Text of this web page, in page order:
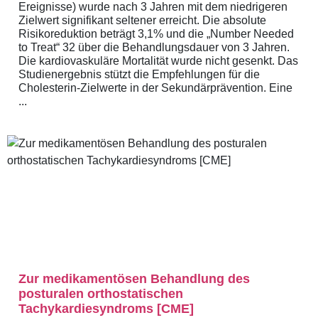
Ereignisse) wurde nach 3 Jahren mit dem niedrigeren
Zielwert signifikant seltener erreicht. Die absolute
Risikoreduktion beträgt 3,1% und die „Number Needed
to Treat“ 32 über die Behandlungsdauer von 3 Jahren.
Die kardiovaskuläre Mortalität wurde nicht gesenkt. Das
Studienergebnis stützt die Empfehlungen für die
Cholesterin-Zielwerte in der Sekundärprävention. Eine
...
Zur medikamentösen Behandlung des
posturalen orthostatischen
Tachykardiesyndroms [CME]